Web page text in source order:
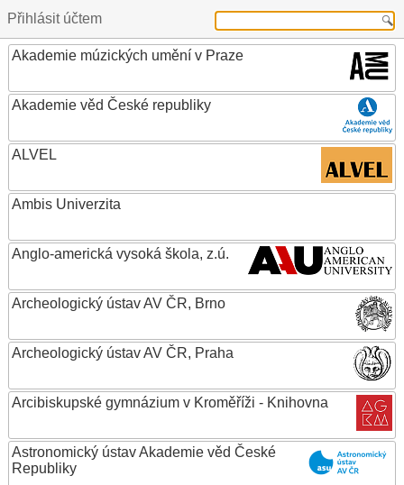
Přihlásit účtem
Akademie múzických umění v Praze
Akademie věd České republiky
ALVEL
Ambis Univerzita
Anglo-americká vysoká škola, z.ú.
Archeologický ústav AV ČR, Brno
Archeologický ústav AV ČR, Praha
Arcibiskupské gymnázium v Kroměříži - Knihovna
Astronomický ústav Akademie věd České
Republiky